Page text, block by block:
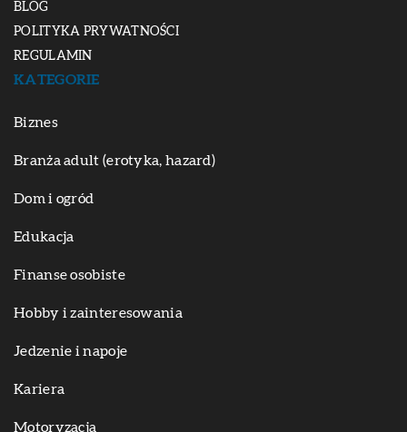
BLOG
POLITYKA PRYWATNOŚCI
REGULAMIN
KATEGORIE
Biznes
Branża adult (erotyka, hazard)
Dom i ogród
Edukacja
Finanse osobiste
Hobby i zainteresowania
Jedzenie i napoje
Kariera
Motoryzacja